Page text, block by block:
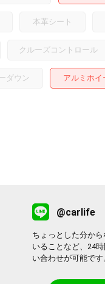
本革シート
クルーズコントロール
ダウン アルミホイ
@carlife
ちょっとした分か
いることなど、24
い合わせが可能です